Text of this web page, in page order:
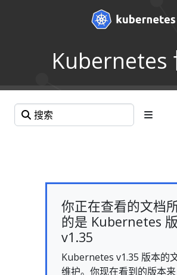
Kubernetes
你正在查看的文档
的是 Kubernetes 版
v1.35
Kubernetes v1.35 版本的
维护。你现在看到的版本